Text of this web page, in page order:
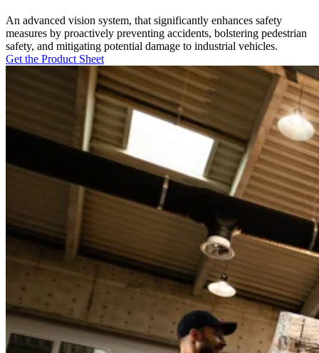
An advanced vision system, that significantly enhances safety
measures by proactively preventing accidents, bolstering pedestrian
safety, and mitigating potential damage to industrial vehicles.
Get the Product Sheet